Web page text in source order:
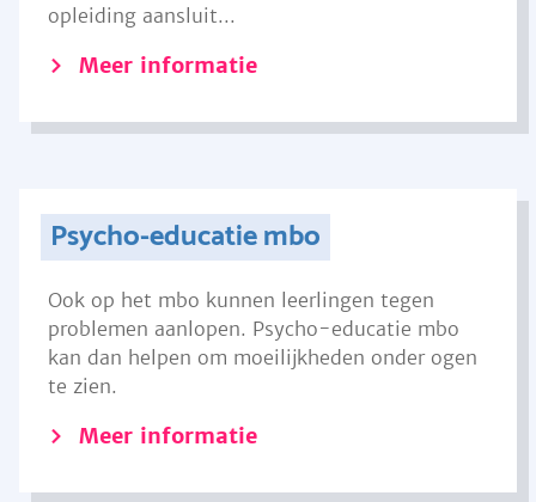
opleiding aansluit...
Meer informatie
Psycho-educatie mbo
Ook op het mbo kunnen leerlingen tegen
problemen aanlopen. Psycho-educatie mbo
kan dan helpen om moeilijkheden onder ogen
te zien.
Meer informatie